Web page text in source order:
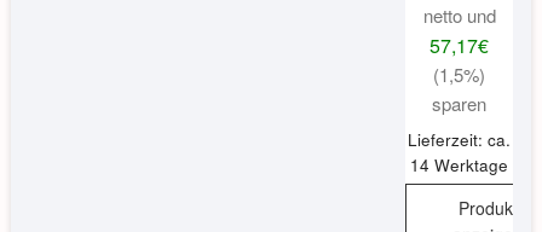
netto und
57,17€
(1,5%)
sparen
Lieferzeit: ca.
14 Werktage
Produkt